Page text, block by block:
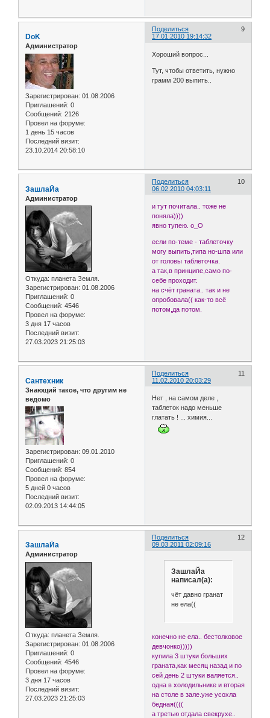
Поделиться
9
17.01.2010 19:14:32
DoK
Администратор
Зарегистрирован: 01.08.2006
Приглашений: 0
Сообщений: 2126
Провел на форуме:
1 день 15 часов
Последний визит:
23.10.2014 20:58:10
Хороший вопрос...
Тут, чтобы ответить, нужно
грамм 200 выпить..
Поделиться
10
06.02.2010 04:03:11
ЗашлаЙа
Администратор
Откуда: планета Земля.
Зарегистрирован: 01.08.2006
Приглашений: 0
Сообщений: 4546
Провел на форуме:
3 дня 17 часов
Последний визит:
27.03.2023 21:25:03
и тут почитала.. тоже не
поняла))))
явно тупею. о_О
если по-теме - таблеточку
могу выпить,типа но-шпа или
от головы таблеточка.
а так,в принципе,само по-
себе проходит.
на счёт граната.. так и не
опробовала(( как-то всё
потом,да потом.
Поделиться
11
11.02.2010 20:03:29
Сантехник
Знающий такое, что другим не
ведомо
Зарегистрирован: 09.01.2010
Приглашений: 0
Сообщений: 854
Провел на форуме:
5 дней 0 часов
Последний визит:
02.09.2013 14:44:05
Нет , на самом деле ,
таблеток надо меньше
глатать ! ... химия...
Поделиться
12
09.03.2011 02:09:16
ЗашлаЙа
Администратор
Откуда: планета Земля.
Зарегистрирован: 01.08.2006
Приглашений: 0
Сообщений: 4546
Провел на форуме:
3 дня 17 часов
Последний визит:
27.03.2023 21:25:03
ЗашлаЙа
написал(а):
чёт давно гранат
не ела((
конечно не ела.. бестолковое
девчонко)))))
купила 3 штуки больших
граната,как месяц назад и по
сей день 2 штуки валяется..
одна в холодильнике и вторая
на столе в зале.уже усохла
бедная((((
а третью отдала свекрухе..